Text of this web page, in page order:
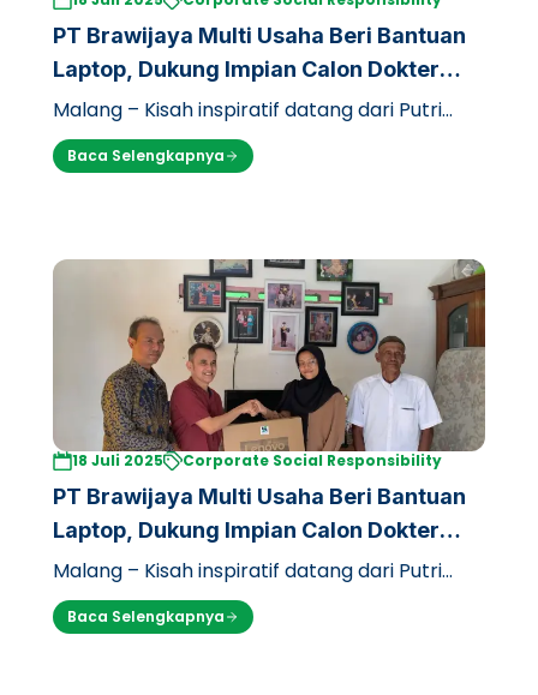
PT Brawijaya Multi Usaha Beri Bantuan
Laptop, Dukung Impian Calon Dokter
Kurang Mampu di UB
Malang – Kisah inspiratif datang dari Putri
Caesal Prisilia (17), seorang calon mahasiswa
Fakultas Kedokteran Universita…
Baca Selengkapnya
18 Juli 2025 Corporate Social Responsibility
PT Brawijaya Multi Usaha Beri Bantuan
Laptop, Dukung Impian Calon Dokter
Kurang Mampu di UB
Malang – Kisah inspiratif datang dari Putri
Caesal Prisilia (17), seorang calon mahasiswa
Fakultas Kedokteran Universita…
Baca Selengkapnya